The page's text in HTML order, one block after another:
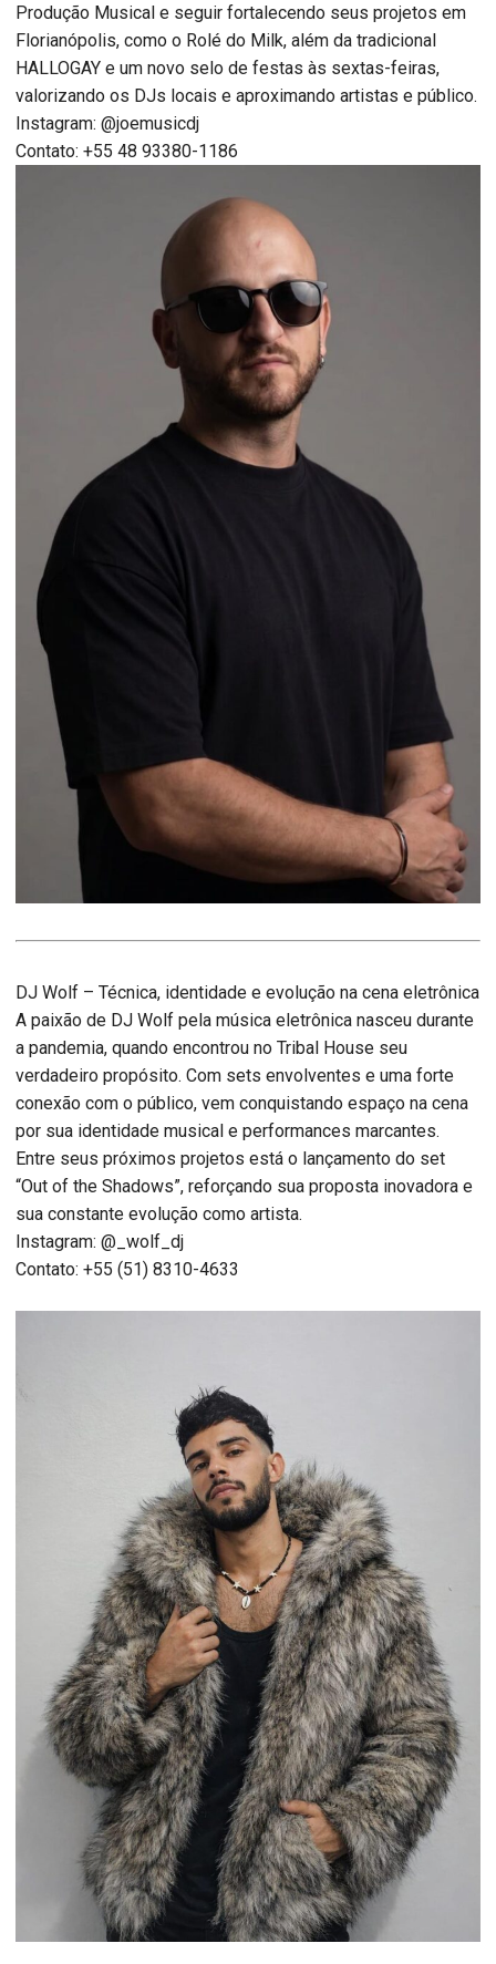
Produção Musical e seguir fortalecendo seus projetos em
Florianópolis, como o Rolé do Milk, além da tradicional
HALLOGAY e um novo selo de festas às sextas-feiras,
valorizando os DJs locais e aproximando artistas e público.
Instagram: @joemusicdj
Contato: +55 48 93380-1186
DJ Wolf – Técnica, identidade e evolução na cena eletrônica
A paixão de DJ Wolf pela música eletrônica nasceu durante
a pandemia, quando encontrou no Tribal House seu
verdadeiro propósito. Com sets envolventes e uma forte
conexão com o público, vem conquistando espaço na cena
por sua identidade musical e performances marcantes.
Entre seus próximos projetos está o lançamento do set
“Out of the Shadows”, reforçando sua proposta inovadora e
sua constante evolução como artista.
Instagram: @_wolf_dj
Contato: +55 (51) 8310-4633